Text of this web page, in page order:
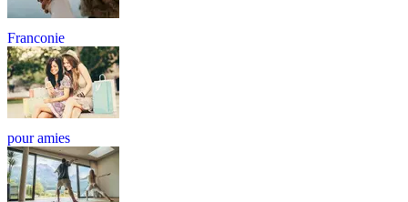
Franconie
pour amies